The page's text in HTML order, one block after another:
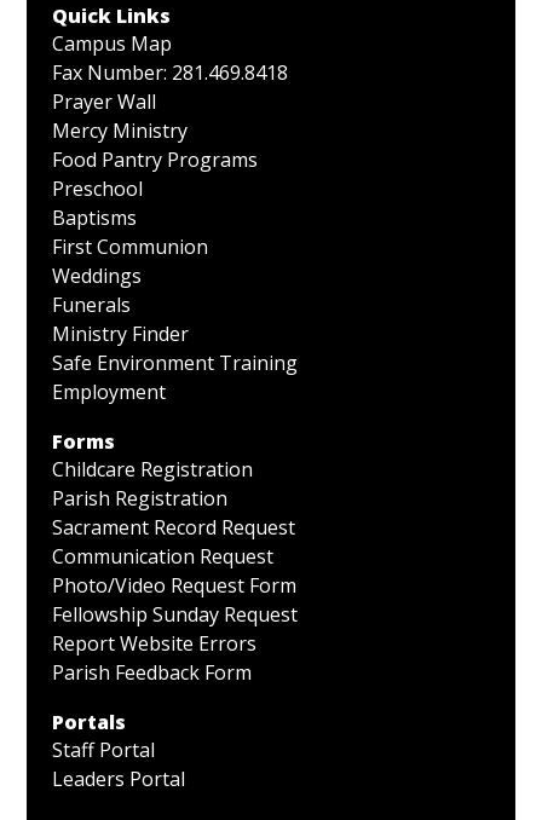
Quick Links
Campus Map
Fax Number: 281.469.8418
Prayer Wall
Mercy Ministry
Food Pantry Programs
Preschool
Baptisms
First Communion
Weddings
Funerals
Ministry Finder
Safe Environment Training
Employment
Forms
Childcare Registration
Parish Registration
Sacrament Record Request
Communication Request
Photo/Video Request Form
Fellowship Sunday Request
Report Website Errors
Parish Feedback Form
Portals
Staff Portal
Leaders Portal